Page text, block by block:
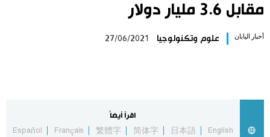
Русский
أحدث الموضوعات
مقابل 3.6 مليار دولار
أخبار اليابان علوم وتكنولوجيا 27/06/2021
اقرأ أيضاً
English
日本語
简体字
繁體字
Français
Español